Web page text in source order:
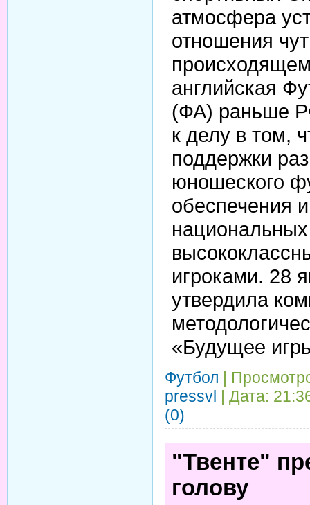
атмосфера
отношения
английская
(ФА) раньше
к делу в том,
поддержки
юношеского
обеспечения
игроками. 28
утвердила
«Будущее
Футбол |
pressvl | Дата:
(0)
"Твенте"
голову